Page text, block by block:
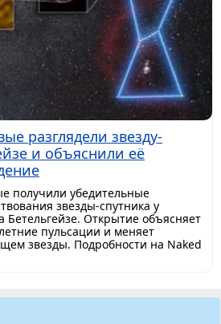
разглядели звезду-
и объяснили её
получили убедительные
звезды-спутника у
Бетельгейзе. Открытие объясняет
пульсации и меняет
звезды. Подробности на Naked